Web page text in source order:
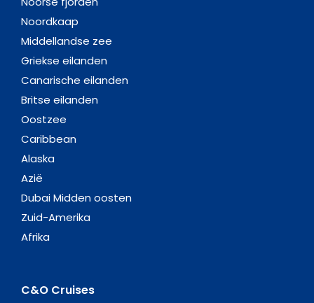
Noordkaap
Middellandse zee
Griekse eilanden
Canarische eilanden
Britse eilanden
Oostzee
Caribbean
Alaska
Azië
Dubai Midden oosten
Zuid-Amerika
Afrika
C&O Cruises